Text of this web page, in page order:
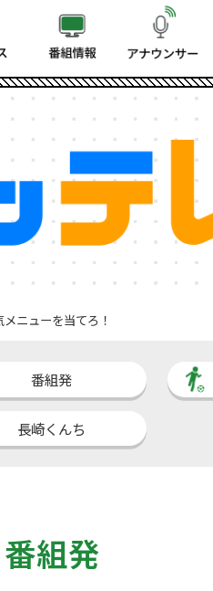
ニューを当てろ！
番組発
長崎くんち
番組発